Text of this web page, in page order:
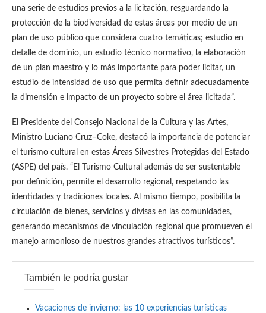
una serie de estudios previos a la licitación, resguardando la
protección de la biodiversidad de estas áreas por medio de un
plan de uso público que considera cuatro temáticas; estudio en
detalle de dominio, un estudio técnico normativo, la elaboración
de un plan maestro y lo más importante para poder licitar, un
estudio de intensidad de uso que permita definir adecuadamente
la dimensión e impacto de un proyecto sobre el área licitada”.
El Presidente del Consejo Nacional de la Cultura y las Artes,
Ministro Luciano Cruz–Coke, destacó la importancia de potenciar
el turismo cultural en estas Áreas Silvestres Protegidas del Estado
(ASPE) del país. “El Turismo Cultural además de ser sustentable
por definición, permite el desarrollo regional, respetando las
identidades y tradiciones locales. Al mismo tiempo, posibilita la
circulación de bienes, servicios y divisas en las comunidades,
generando mecanismos de vinculación regional que promueven el
manejo armonioso de nuestros grandes atractivos turísticos”.
También te podría gustar
Vacaciones de invierno: las 10 experiencias turísticas